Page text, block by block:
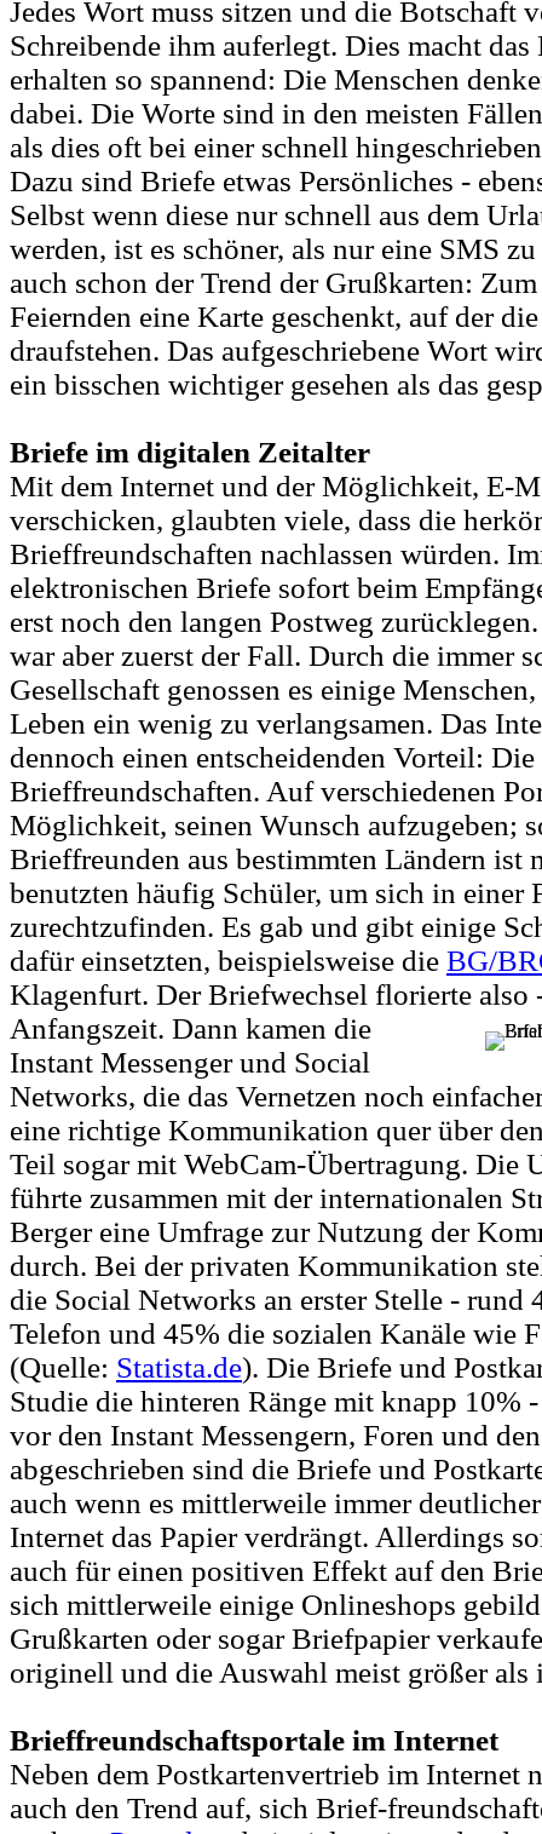
Jedes Wort muss sitzen und die Botschaft
Schreibende ihm auferlegt. Dies macht
erhalten so spannend: Die Menschen
dabei. Die Worte sind in den meisten
als dies oft bei einer schnell
Dazu sind Briefe etwas Persönliches -
Selbst wenn diese nur schnell aus dem
werden, ist es schöner, als nur eine SMS
auch schon der Trend der Grußkarten:
Feiernden eine Karte geschenkt, auf der
draufstehen. Das aufgeschriebene Wort
ein bisschen wichtiger gesehen als das
Briefe im digitalen Zeitalter
Mit dem Internet und der Möglichkeit, E-
verschicken, glaubten viele, dass die
Brieffreundschaften nachlassen würden.
elektronischen Briefe sofort beim
erst noch den langen Postweg
war aber zuerst der Fall. Durch die immer
Gesellschaft genossen es einige
Leben ein wenig zu verlangsamen. Das
dennoch einen entscheidenden Vorteil:
Brieffreundschaften. Auf verschiedenen
Möglichkeit, seinen Wunsch aufzugeben;
Brieffreunden aus bestimmten Ländern ist
benutzten häufig Schüler, um sich in einer
zurechtzufinden. Es gab und gibt einige
dafür einsetzten, beispielsweise die BG/
Klagenfurt. Der Briefwechsel florierte
Anfangszeit. Dann kamen die
Instant Messenger und Social
Networks, die das Vernetzen noch
eine richtige Kommunikation quer über
Teil sogar mit WebCam-Übertragung. Die
führte zusammen mit der internationalen
Berger eine Umfrage zur Nutzung der
durch. Bei der privaten Kommunikation
die Social Networks an erster Stelle - rund
Telefon und 45% die sozialen Kanäle wie
(Quelle: Statista.de). Die Briefe und
Studie die hinteren Ränge mit knapp 10%
vor den Instant Messengern, Foren und
abgeschrieben sind die Briefe und
auch wenn es mittlerweile immer
Internet das Papier verdrängt. Allerdings
auch für einen positiven Effekt auf den
sich mittlerweile einige Onlineshops
Grußkarten oder sogar Briefpapier
originell und die Auswahl meist größer als
Brieffreundschaftsportale im Internet
Neben dem Postkartenvertrieb im Internet
auch den Trend auf, sich Brief-